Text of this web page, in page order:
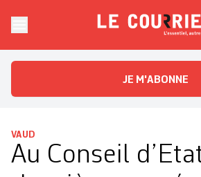
Le Courrier
JE M'ABONNE
VAUD
Au Conseil